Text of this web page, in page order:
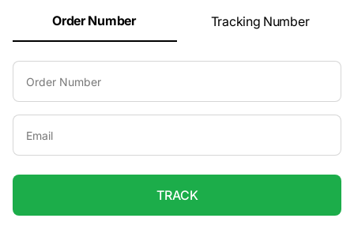
Order Number Tracking Number
TRACK